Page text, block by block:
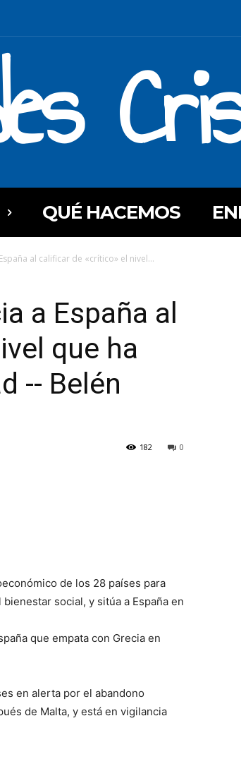
QUÉ HACEMOS
al calificar de «crítico» el nivel...
a España al
que ha
-- Belén
0
182
de los 28 países para
social, y sitúa a España en
que empata con Grecia en
en alerta por el abandono
de Malta, y está en vigilancia